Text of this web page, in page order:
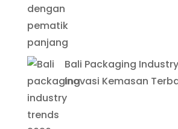
Bali Packaging
Inovasi Kemasan